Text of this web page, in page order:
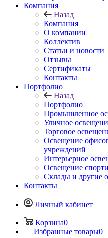
Компания
Назад
Компания
О компании
Коллектив
Статьи и новости
Отзывы
Сертификаты
Контакты
Портфолио
Назад
Портфолио
Промышленное
Уличное
Торговое
Освещение
учреждений
Интерьерное
Освещение
Склады и другие
Контакты
Личный кабинет
Корзина0
Избранные товары0